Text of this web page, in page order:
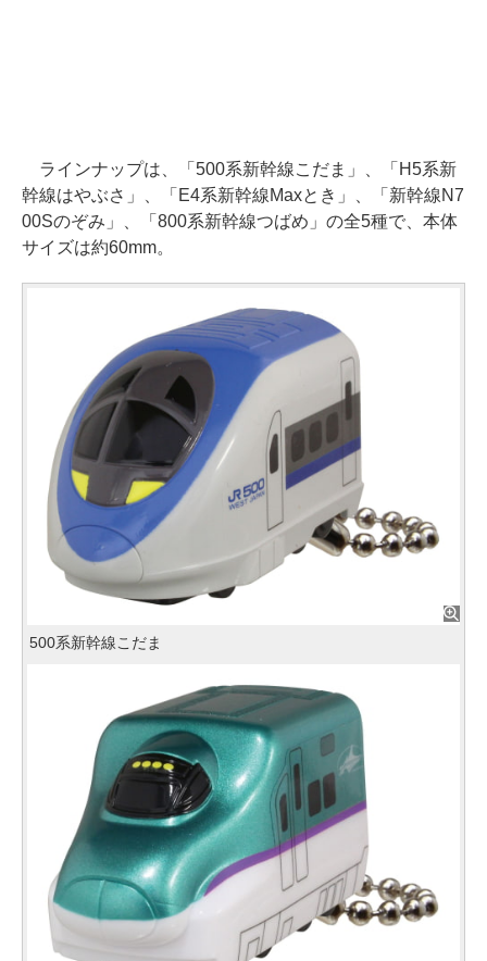
ラインナップは、「500系新幹線こだま」、「H5系新
幹線はやぶさ」、「E4系新幹線Maxとき」、「新幹線N7
00Sのぞみ」、「800系新幹線つばめ」の全5種で、本体
サイズは約60mm。
500系新幹線こだま